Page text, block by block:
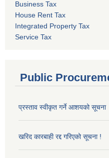
Business Tax
House Rent Tax
Integrated Property Tax
Service Tax
Public
प्रस्ताव स्वीकृत गर्ने आशयको सूचना
खरिद कारबाही रद्द गरिएको सूचना !